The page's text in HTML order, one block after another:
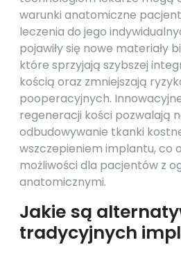
warunki anatomiczne
leczenia do jego
pojawiły się nowe materiały
które sprzyjają szybszej
kością oraz zmniejszają
pooperacyjnych.
regeneracji kości pozwalają
odbudowywanie tkanki
wszczepieniem implantu, co
możliwości dla pacjentów z
anatomicznymi.
Jakie są
tradycyjnych